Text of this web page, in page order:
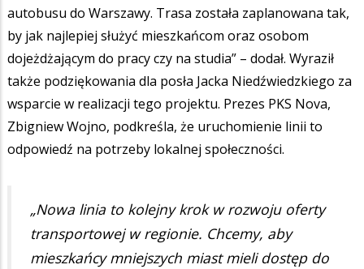
autobusu do Warszawy. Trasa została zaplanowana tak,
by jak najlepiej służyć mieszkańcom oraz osobom
dojeżdżającym do pracy czy na studia” – dodał. Wyraził
także podziękowania dla posła Jacka Niedźwiedzkiego za
wsparcie w realizacji tego projektu. Prezes PKS Nova,
Zbigniew Wojno, podkreśla, że uruchomienie linii to
odpowiedź na potrzeby lokalnej społeczności.
„Nowa linia to kolejny krok w rozwoju oferty
transportowej w regionie. Chcemy, aby
mieszkańcy mniejszych miast mieli dostęp do